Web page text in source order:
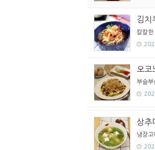
김치
칼칼
오코
부슬부
상추
냉장고